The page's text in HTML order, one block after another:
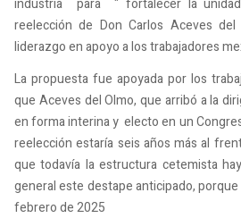
industria para " fortalecer la
reelección de Don Carlos Aceves
liderazgo en apoyo a los trabajadores
La propuesta fue apoyada por los
que Aceves del Olmo, que arribó a la
en forma interina y electo en un
reelección estaría seis años más al
que todavía la estructura cetemista
general este destape anticipado,
febrero de 2025